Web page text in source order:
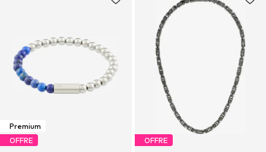
Premium
OFFRE
OFFRE